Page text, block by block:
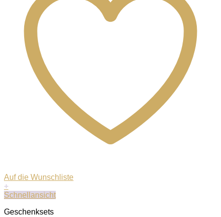
Auf die Wunschliste
+
Schnellansicht
Geschenksets